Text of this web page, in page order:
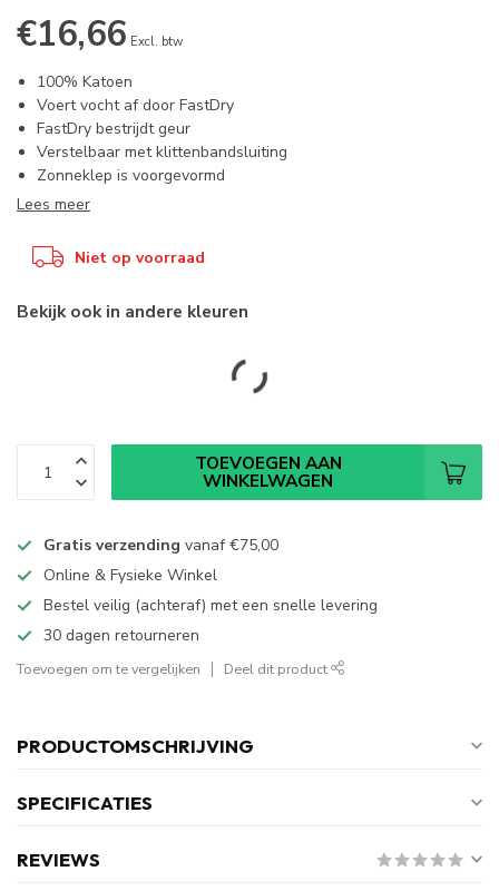
€16,66 Excl. btw
100% Katoen
Voert vocht af door FastDry
FastDry bestrijdt geur
Verstelbaar met klittenbandsluiting
Zonneklep is voorgevormd
Lees meer
Niet op voorraad
Bekijk ook in andere kleuren
TOEVOEGEN AAN
WINKELWAGEN
Gratis verzending vanaf€75,00
Online & Fysieke Winkel
Bestel veilig (achteraf) met een snelle levering
30 dagen retourneren
Toevoegen om te vergelijken Deel dit product
PRODUCTOMSCHRIJVING
SPECIFICATIES
REVIEWS